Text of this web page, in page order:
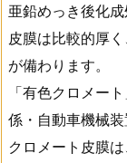
亜鉛めっき後化
皮膜は比較的厚
が備わります。
「有色クロメー
係・自動車機械装
クロメート皮膜